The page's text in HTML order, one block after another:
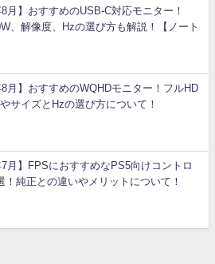
8月】おすすめのUSB-C対応モニター！
、解像度、Hzの選び方も解説！【ノート
8月】おすすめのWQHDモニター！フルHD
サイズとHzの選び方について！
7月】FPSにおすすめなPS5向けコントロ
！純正との違いやメリットについて！